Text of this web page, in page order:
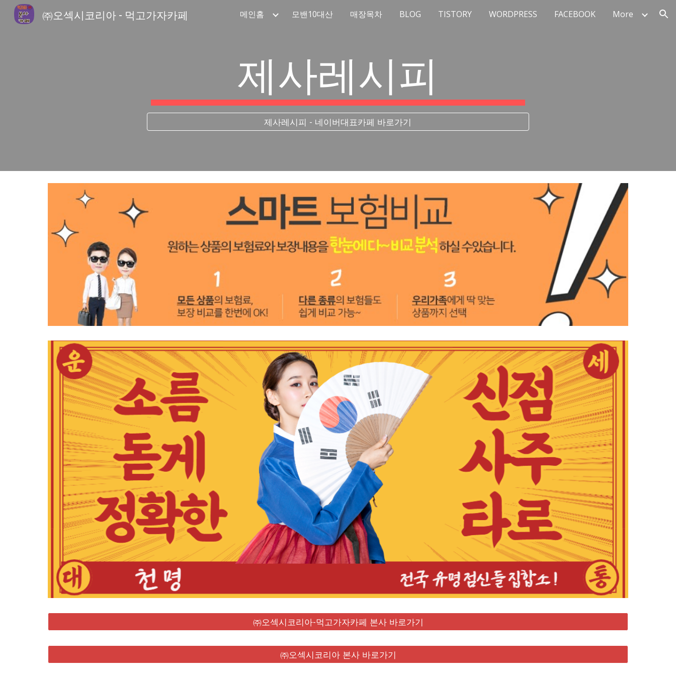
Skip to main content Skip to navigation
㈜오섹시코리아 - 먹고가자카페 메인홈 모밴10대산 매장목차 BLOG TISTORY WORDPRESS FACEBOOK More
제사레시피
제사레시피 - 네이버대표카페 바로가기
㈜오섹시코리아-먹고가자카페 본사 바로가기
㈜오섹시코리아 본사 바로가기